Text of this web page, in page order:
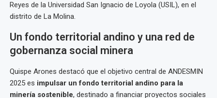
Reyes de la Universidad San Ignacio de Loyola (USIL), en el
distrito de La Molina.
Un fondo territorial andino y una red de
gobernanza social minera
Quispe Arones destacó que el objetivo central de ANDESMIN
2025 es impulsar un fondo territorial andino para la
minería sostenible, destinado a financiar proyectos sociales